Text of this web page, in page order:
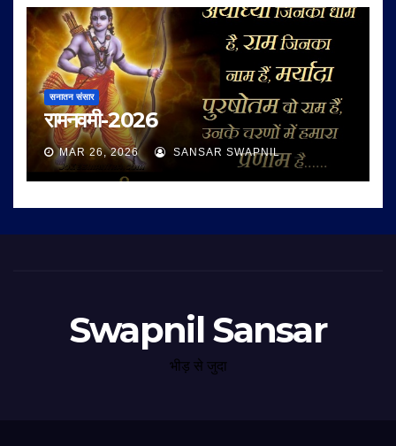
सनातन संसार
रामनवमी-2026
MAR 26, 2026 SANSAR SWAPNIL
Swapnil Sansar
भीड़ से जुदा